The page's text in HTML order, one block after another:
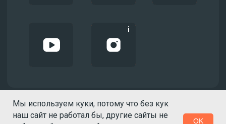
Мы используем куки, потому что без кук
наш сайт не работал бы, другие сайты не
OK